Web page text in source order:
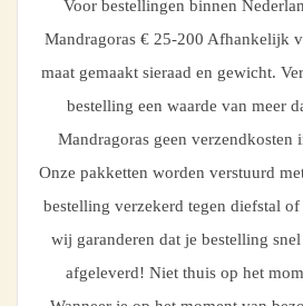
Voor bestellingen binnen
Mandragoras € 25-200 Afhankelijk
maat gemaakt sieraad en gewicht.
bestelling een waarde van meer
Mandragoras geen verzendkosten
Onze pakketten worden verstuurd
bestelling verzekerd tegen diefstal
wij garanderen dat je bestelling
afgeleverd! Niet thuis op het